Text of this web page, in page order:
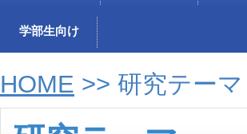
学部生向け
HOME >> 研究テーマ